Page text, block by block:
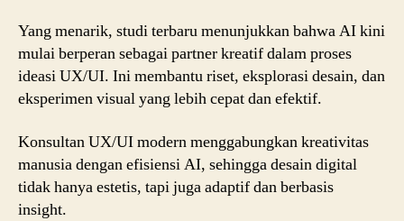
Yang menarik, studi terbaru menunjukkan bahwa AI kini
mulai berperan sebagai partner kreatif dalam proses
ideasi UX/UI. Ini membantu riset, eksplorasi desain, dan
eksperimen visual yang lebih cepat dan efektif.
Konsultan UX/UI modern menggabungkan kreativitas
manusia dengan efisiensi AI, sehingga desain digital
tidak hanya estetis, tapi juga adaptif dan berbasis
insight.